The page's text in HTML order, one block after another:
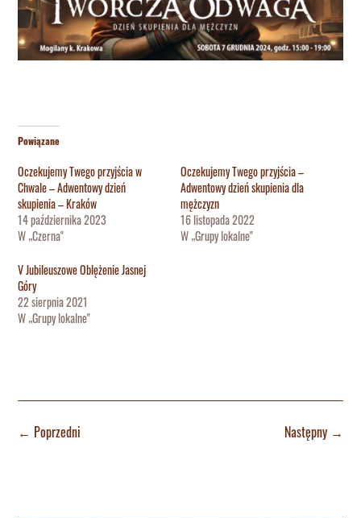
Powiązane
Oczekujemy Twego przyjścia w
Chwale – Adwentowy dzień
skupienia – Kraków
14 października 2023
W „Czerna"
Oczekujemy Twego przyjścia –
Adwentowy dzień skupienia dla
mężczyzn
16 listopada 2022
W „Grupy lokalne"
V Jubileuszowe Oblężenie Jasnej
Góry
22 sierpnia 2021
W „Grupy lokalne"
← Poprzedni Następny→